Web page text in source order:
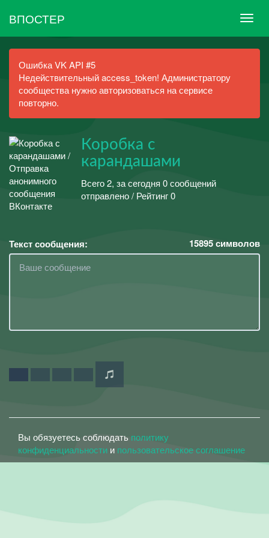
ВПОСТЕР
Ошибка VK API #5
Недействительный access_token! Администратору
сообщества нужно авторизоваться на сервисе
повторно.
Коробка с
карандашами
Всего 2, за сегодня 0 сообщений
отправлено / Рейтинг 0
Текст сообщения: 15895символов
Вы обязуетесь соблюдать политику
конфиденциальности и пользовательское соглашение